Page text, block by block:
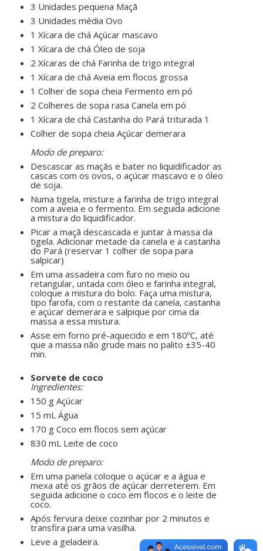
3 Unidades pequena Maçã
3 Unidades média Ovo
1 Xícara de chá Açúcar mascavo
1 Xícara de chá Óleo de soja
2 Xícaras de chá Farinha de trigo integral
1 Xícara de chá Aveia em flocos grossa
1 Colher de sopa cheia Fermento em pó
2 Colheres de sopa rasa Canela em pó
1 Xícara de chá Castanha do Pará triturada 1
Colher de sopa cheia Açúcar demerara
Modo de preparo:
Descascar as maçãs e bater no liquidificador as
cascas com os ovos, o açúcar mascavo e o óleo
de soja.
Numa tigela, misture a farinha de trigo integral
com a aveia e o fermento. Em seguida adicione
a mistura do liquidificador.
Picar a maçã descascada e juntar à massa da
tigela. Adicionar metade da canela e a castanha
do Pará (reservar 1 colher de sopa para
salpicar)
Em uma assadeira com furo no meio ou
retangular, untada com óleo e farinha integral,
coloque a mistura do bolo. Faça uma mistura,
tipo farofa, com o restante da canela, castanha
e açúcar demerara e salpique por cima da
massa a essa mistura.
Asse em forno pré-aquecido e em 180ºC, até
que a massa não grude mais no palito ±35-40
min.
Sorvete de coco
Ingredientes:
150 g Açúcar
15 mL Água
170 g Coco em flocos sem açúcar
830 mL Leite de coco
Modo de preparo:
Em uma panela coloque o açúcar e a água e
mexa até os grãos de açúcar derreterem. Em
seguida adicione o coco em flocos e o leite de
coco.
Após fervura deixe cozinhar por 2 minutos e
transfira para uma vasilha.
Leve a geladeira.